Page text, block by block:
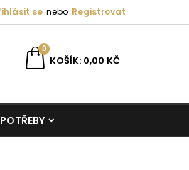
se nebo Registrovat
KOŠÍK
0
0,00 KČ